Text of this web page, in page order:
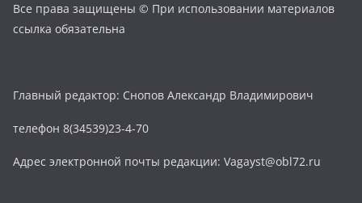
Все права защищены © При использовании материалов
ссылка обязательна
Главный редактор: Снопов Александр Владимирович
телефон 8(34539)23-4-70
Адрес электронной почты редакции: Vagayst@obl72.ru